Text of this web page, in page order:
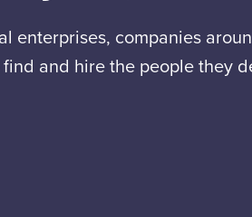
enterprises, companies
and hire the people they